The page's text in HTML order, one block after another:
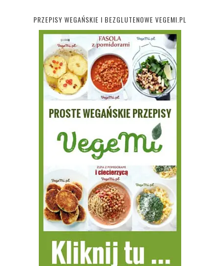
PRZEPISY WEGAŃSKIE I BEZGLUTENOWE VEGEMI.PL